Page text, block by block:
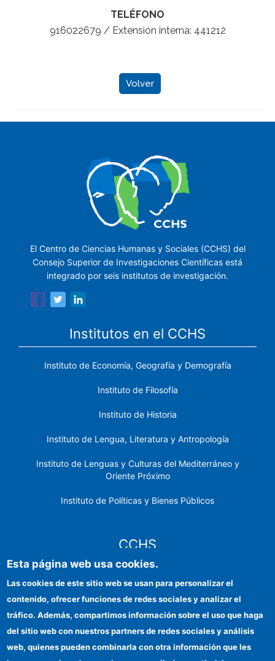
TELÉFONO
916022679 / Extensión interna: 441212
Volver
El Centro de Ciencias Humanas y Sociales (CCHS) del
Consejo Superior de Investigaciones Científicas está
integrado por seis institutos de investigación.
Institutos en el CCHS
Instituto de Economía, Geografía y Demografía
Instituto de Filosofía
Instituto de Historia
Instituto de Lengua, Literatura y Antropología
Instituto de Lenguas y Culturas del Mediterráneo y
Oriente Próximo
Instituto de Políticas y Bienes Públicos
CCHS
Identidad institucional
Ayudas FEDER
Esta página web usa cookies.
Las cookies de este sitio web se usan para personalizar el
contenido, ofrecer funciones de redes sociales y analizar el
tráfico. Además, compartimos información sobre el uso que haga
del sitio web con nuestros partners de redes sociales y análisis
web, quienes pueden combinarla con otra información que les